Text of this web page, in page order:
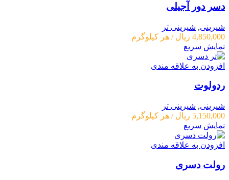
دسر دور آجیلی
شیرینی, شیرینی تر
4,850,000 ریال / هر کیلوگرم
نمایش سریع
افزودن به علاقه مندی
ردولوت
شیرینی, شیرینی تر
5,150,000 ریال / هر کیلوگرم
نمایش سریع
افزودن به علاقه مندی
رولت دسری